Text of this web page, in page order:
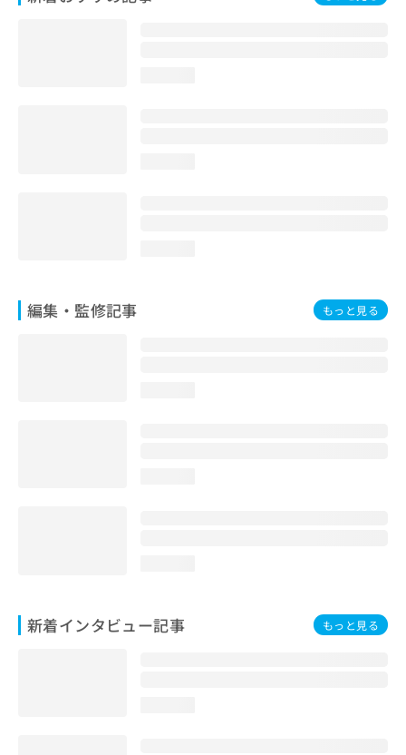
編集・監修記事 もっと見る
新着インタビュー記事 もっと見る